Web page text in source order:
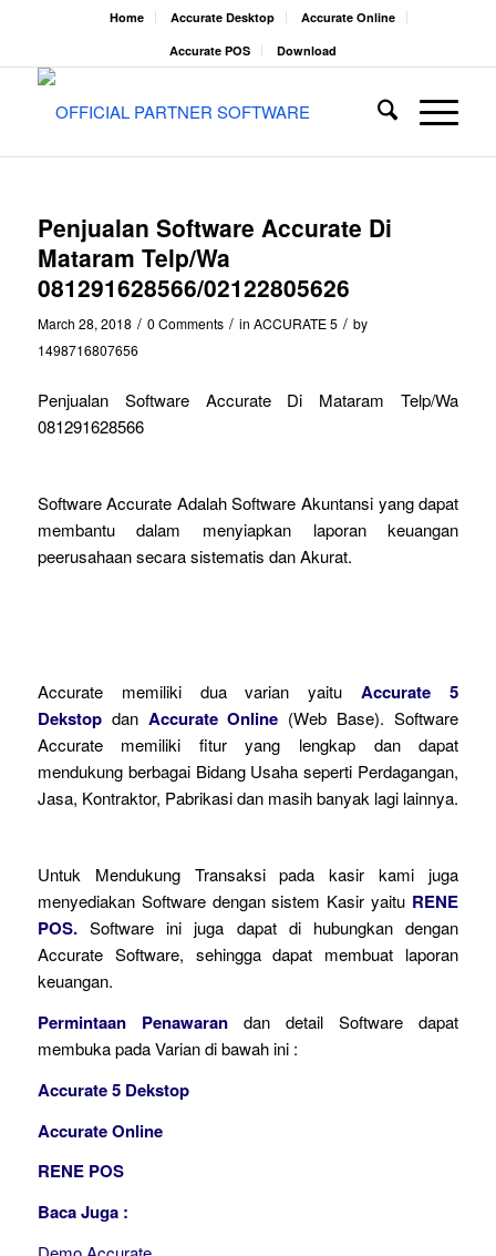
Home Accurate Desktop
Accurate Online
Accurate POS
Download
Penjualan Software Accurate Di
Mataram Telp/Wa
081291628566/02122805626
March 28, 2018 / 0 Comments / in ACCURATE 5 / by
1498716807656
Penjualan Software Accurate Di Mataram Telp/Wa
081291628566
Software Accurate Adalah Software Akuntansi yang dapat
membantu dalam menyiapkan laporan keuangan
peerusahaan secara sistematis dan Akurat.
Accurate memiliki dua varian yaituAccurate 5
Dekstop dan Accurate Online (Web Base). Software
Accurate memiliki fitur yang lengkap dan dapat
mendukung berbagai Bidang Usaha seperti Perdagangan,
Jasa, Kontraktor, Pabrikasi dan masih banyak lagi lainnya.
Untuk Mendukung Transaksi pada kasir kami juga
menyediakan Software dengan sistem Kasir yaitu RENE
POS. Software ini juga dapat di hubungkan dengan
Accurate Software, sehingga dapat membuat laporan
keuangan.
Permintaan Penawaran dan detail Software dapat
membuka pada Varian di bawah ini :
Accurate 5 Dekstop
Accurate Online
RENE POS
Baca Juga :